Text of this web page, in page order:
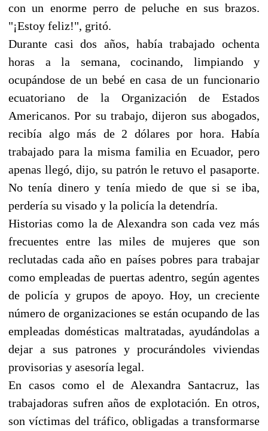
con un enorme perro de peluche en sus brazos.
"¡Estoy feliz!", gritó.
Durante casi dos años, había trabajado ochenta
horas a la semana, cocinando, limpiando y
ocupándose de un bebé en casa de un funcionario
ecuatoriano de la Organización de Estados
Americanos. Por su trabajo, dijeron sus abogados,
recibía algo más de 2 dólares por hora. Había
trabajado para la misma familia en Ecuador, pero
apenas llegó, dijo, su patrón le retuvo el pasaporte.
No tenía dinero y tenía miedo de que si se iba,
perdería su visado y la policía la detendría.
Historias como la de Alexandra son cada vez más
frecuentes entre las miles de mujeres que son
reclutadas cada año en países pobres para trabajar
como empleadas de puertas adentro, según agentes
de policía y grupos de apoyo. Hoy, un creciente
número de organizaciones se están ocupando de las
empleadas domésticas maltratadas, ayudándolas a
dejar a sus patrones y procurándoles viviendas
provisorias y asesoría legal.
En casos como el de Alexandra Santacruz, las
trabajadoras sufren años de explotación. En otros,
son víctimas del tráfico, obligadas a transformarse